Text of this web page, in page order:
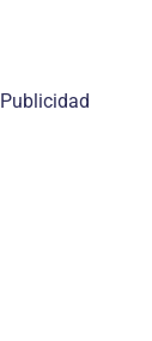
Publicidad